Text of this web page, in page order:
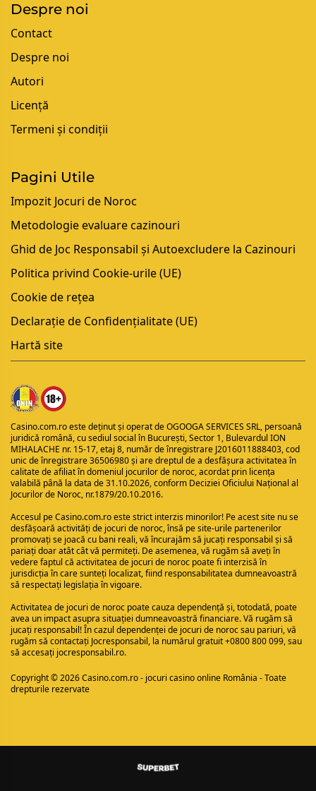
Despre noi
Contact
Despre noi
Autori
Licență
Termeni și condiții
Pagini Utile
Impozit Jocuri de Noroc
Metodologie evaluare cazinouri
Ghid de Joc Responsabil și Autoexcludere la Cazinouri
Politica privind Cookie-urile (UE)
Cookie de rețea
Declarație de Confidențialitate (UE)
Hartă site
Casino.com.roeste deținut și operat de OGOOGA SERVICES SRL, persoană
juridică română, cu sediul social în București, Sector 1, Bulevardul ION
MIHALACHE nr. 15-17, etaj 8, număr de înregistrare J2016011888403, cod
unic de înregistrare 36506980 și are dreptul de a desfășura activitatea în
calitate de afiliat în domeniul jocurilor de noroc, acordat prin licența
valabilă până la data de 31.10.2026, conform Deciziei Oficiului Național al
Jocurilor de Noroc, nr.1879/20.10.2016.
Accesul peCasino.com.roeste strict interzis minorilor! Pe acest site nu se
desfășoară activități de jocuri de noroc, însă pe site-urile partenerilor
promovați se joacă cu bani reali, vă încurajăm să jucați responsabil și să
pariați doar atât cât vă permiteți. De asemenea, vă rugăm să aveți în
vedere faptul că activitatea de jocuri de noroc poate fi interzisă în
jurisdicția în care sunteți localizat, fiind responsabilitatea dumneavoastră
să respectați legislația în vigoare.
Activitatea de jocuri de noroc poate cauza dependență și, totodată, poate
avea un impact asupra situației dumneavoastră financiare. Vă rugăm să
jucați responsabil! În cazul dependenței de jocuri de noroc sau pariuri, vă
rugăm să contactați Jocresponsabil, la numărul gratuit +0800 800 099, sau
să accesați jocresponsabil.ro.
Copyright © 2026 Casino.com.ro - jocuri casino online România - Toate
drepturile rezervate